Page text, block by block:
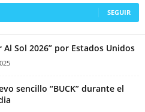
SEGUIR
Sol 2026” por Estados Unidos
sencillo “BUCK” durante el